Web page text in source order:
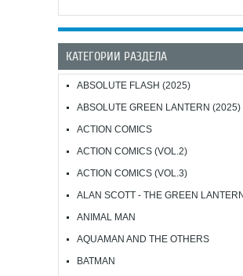
КАТЕГОРИИ РАЗДЕЛА
ABSOLUTE FLASH (2025)
ABSOLUTE GREEN LANTERN (2025)
ACTION COMICS
ACTION COMICS (VOL.2)
ACTION COMICS (VOL.3)
ALAN SCOTT - THE GREEN
ANIMAL MAN
AQUAMAN AND THE OTHERS
BATMAN